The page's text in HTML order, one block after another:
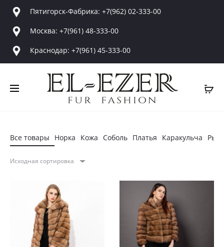
Пятигорск-Фабрика: +7(962) 02-333-00
Москва: +7(961) 48-333-00
Краснодар: +7(961) 45-333-00
Все товары Норка Кожа Соболь Платья Каракульча Рысь
Исходная сортировка